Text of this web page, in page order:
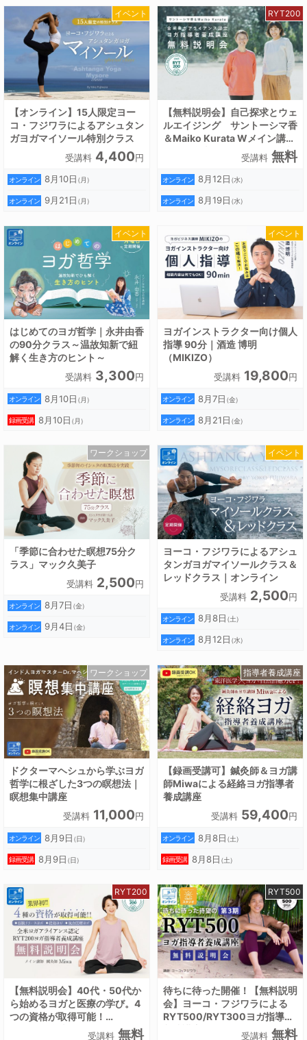
【オンライン】15人限定ヨー
コ・フジワラによるアシュタン
ガヨガマイソール特別クラス
受講料 4,400円
オンライン 8月10日（月）
オンライン 9月21日（月）
イベント
【無料説明会】自己探求とウェ
ルエイジング サントーシマ香
＆Maiko Kurata Wメイン講師
で行う全米ヨガアライアンス認
定RYT200ヨガ指導者養成講
座
受講料 無料
オンライン 8月12日（水）
オンライン 8月19日（水）
RYT200
はじめてのヨガ哲学｜永井由香
の90分クラス～温故知新で紐
解く生き方のヒント～
受講料 3,300円
オンライン 8月10日（月）
録画受講 8月10日（月）
イベント
ヨガインストラクター向け個人
指導 90分｜酒造 博明
（MIKIZO）
受講料 19,800円
オンライン 8月7日（金）
オンライン 8月21日（金）
イベント
「季節に合わせた瞑想75分ク
ラス」マック久美子
受講料 2,500円
オンライン 8月7日（金）
オンライン 9月4日（金）
ワークショップ
ヨーコ・フジワラによるアシュ
タンガヨガマイソールクラス＆
レッドクラス｜オンライン
受講料 2,500円
オンライン 8月8日（土）
オンライン 8月12日（水）
イベント
ドクターマヘシュから学ぶヨガ
哲学に根ざした3つの瞑想法｜
瞑想集中講座
受講料 11,000円
オンライン 8月9日（日）
録画受講 8月9日（日）
ワークショップ
【録画受講可】鍼灸師＆ヨガ講
師Miwaによる経絡ヨガ指導者
養成講座
受講料 59,400円
オンライン 8月8日（土）
録画受講 8月8日（土）
指導者養成講座
【無料説明会】40代・50代か
ら始めるヨガと医療の学び。4
つの資格が取得可能！
RYT200全米ヨガアライアン
受講料 無料
RYT200
待ちに待った開催！【無料説明
会】ヨーコ・フジワラによる
RYT500/RYT300ヨガ指導者
受講料 無料
RYT500